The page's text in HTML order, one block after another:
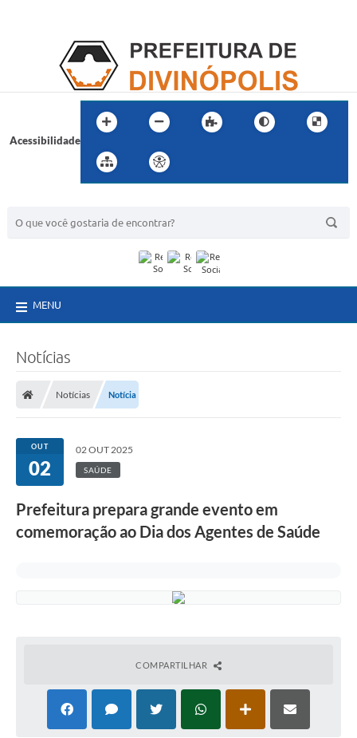
Acessibilidade
MENU
Notícias
Notícias Notícia
OUT
02
02 OUT 2025
SAÚDE
Prefeitura prepara grande evento em
comemoração ao Dia dos Agentes de Saúde
COMPARTILHAR